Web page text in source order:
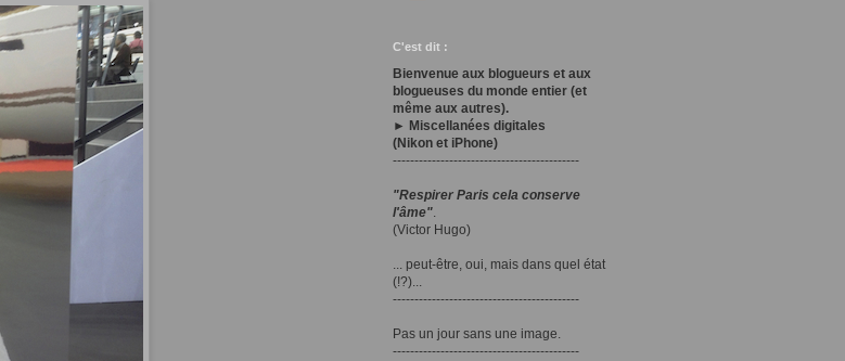
C'est dit :
Bienvenue aux blogueurs et aux
blogueuses du monde entier (et
même aux autres).
► Miscellanées digitales
(Nikon et iPhone)
-------------------------------------------
"Respirer Paris cela conserve
l'âme".
(Victor Hugo)
... peut-être, oui, mais dans quel état
(!?)...
-------------------------------------------
Pas un jour sans une image.
-------------------------------------------